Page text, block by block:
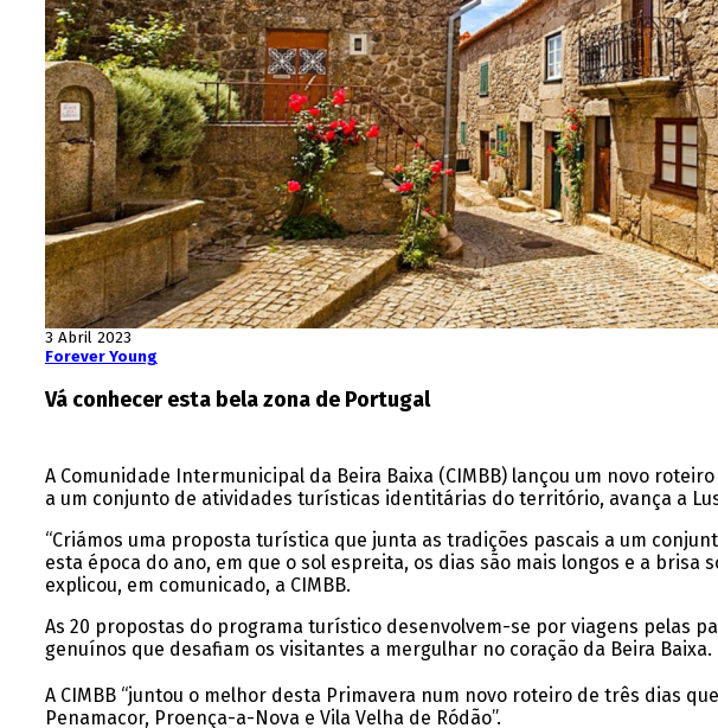
3 Abril 2023
Forever Young
Vá conhecer esta bela zona de Portugal
A Comunidade Intermunicipal da Beira Baixa (CIMBB) lançou um novo
a um conjunto de atividades turísticas identitárias do território, avança a
“Criámos uma proposta turística que junta as tradições pascais a um
esta época do ano, em que o sol espreita, os dias são mais longos e a
explicou, em comunicado, a CIMBB.
As 20 propostas do programa turístico desenvolvem-se por viagens pelas
genuínos que desafiam os visitantes a mergulhar no coração da Beira Baixa.
A CIMBB “juntou o melhor desta Primavera num novo roteiro de três dias
Penamacor, Proença-a-Nova e Vila Velha de Ródão”.